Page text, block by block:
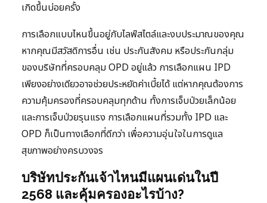
เกิดขึ้นบ่อยครั้ง
การเลือกแบบไหนขึ้นอยู่กับไลฟ์สไตล์และงบประมาณของคุณ
หากคุณมีสวัสดิการอื่น เช่น ประกันสังคม หรือประกันกลุ่ม
ของบริษัทที่ครอบคลุม OPD อยู่แล้ว การเลือกแผน IPD
เพียงอย่างเดียวอาจช่วยประหยัดค่าเบี้ยได้ แต่หากคุณต้องการ
ความคุ้มครองที่ครอบคลุมทุกด้าน ทั้งการเจ็บป่วยเล็กน้อย
และการเจ็บป่วยรุนแรง การเลือกแผนที่รวมทั้ง IPD และ
OPD ก็เป็นทางเลือกที่ดีกว่า เพื่อความอุ่นใจในการดูแล
สุขภาพอย่างครบวงจร
บริษัทประกันเจ้าไหนมีแผนเด่นในปี
2568 และคุ้มครองอะไรบ้าง?